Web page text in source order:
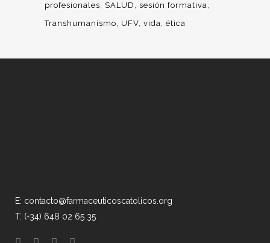
profesionales
SALUD
sesión formativa
Transhumanismo
UFV vida ética
E: contacto@farmaceuticoscatolicos.org
T: (+34) 648 02 65 35